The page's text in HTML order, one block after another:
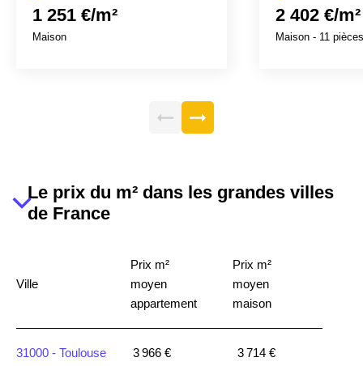
1 251 €/m²
Maison
2 402 €/m²
Maison - 11 pièces
Le prix du m² dans les grandes villes
de France
Ville
Prix m²
moyen
appartement
Prix m²
moyen
maison
31000 - Toulouse 3 966 € 3 714 €